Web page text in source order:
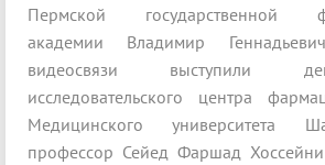
Пермской государственной
академии Владимир
видеосвязи выступили
исследовательского центра
Медицинского университета
профессор Сейед Фаршад